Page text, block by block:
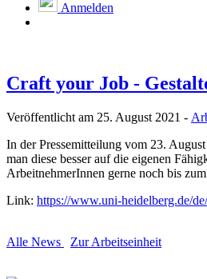
Anmelden
Craft your Job -
Veröffentlicht am 25. August 2021 -
In der Pressemitteilung vom 23.
man diese besser auf die eigenen
ArbeitnehmerInnen gerne noch bis zum
Link: https://www.uni-heidelberg.de/
Alle News Zur Arbeitseinheit